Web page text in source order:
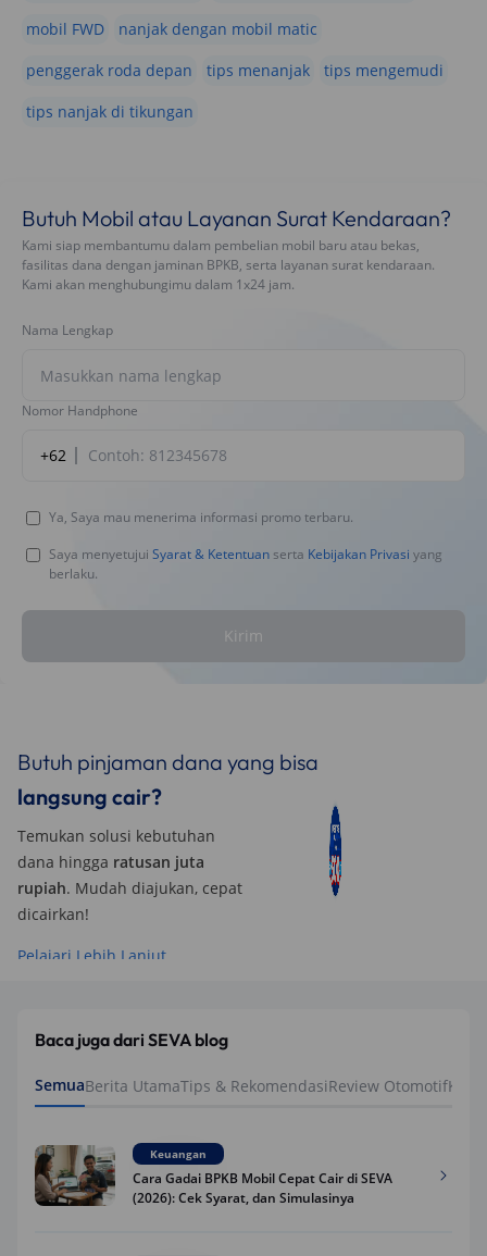
mobil FWD
nanjak dengan mobil matic
penggerak roda depan
tips menanjak
tips mengemudi
tips nanjak di tikungan
Butuh Mobil atau Layanan Surat Kendaraan?
Kami siap membantumu dalam pembelian mobil baru atau bekas,
fasilitas dana dengan jaminan BPKB, serta layanan surat kendaraan.
Kami akan menghubungimu dalam 1x24 jam.
Nama Lengkap
Nomor Handphone
+62
Ya, Saya mau menerima informasi promo terbaru.
Saya menyetujui Syarat & Ketentuan serta Kebijakan Privasi yang
berlaku.
Kirim
Butuh pinjaman dana yang bisa
langsung cair?
Temukan solusi kebutuhan
dana hingga ratusan juta
rupiah. Mudah diajukan, cepat
dicairkan!
Pelajari Lebih Lanjut
Baca juga dari SEVA blog
SemuaBerita UtamaTips & RekomendasiReview Otomotif
Keuangan
Cara Gadai BPKB Mobil Cepat Cair di SEVA
(2026): Cek Syarat, dan Simulasinya